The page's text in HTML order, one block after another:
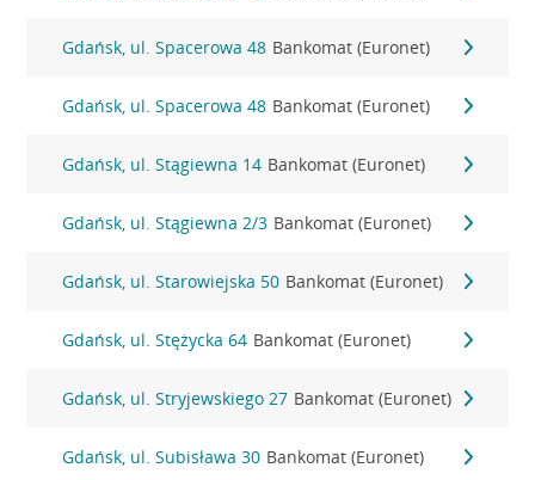
Gdańsk, ul. Spacerowa 48 Bankomat (Euronet)
Gdańsk, ul. Spacerowa 48 Bankomat (Euronet)
Gdańsk, ul. Stągiewna 14 Bankomat (Euronet)
Gdańsk, ul. Stągiewna 2/3 Bankomat (Euronet)
Gdańsk, ul. Starowiejska 50 Bankomat (Euronet)
Gdańsk, ul. Stężycka 64 Bankomat (Euronet)
Gdańsk, ul. Stryjewskiego 27 Bankomat (Euronet)
Gdańsk, ul. Subisława 30 Bankomat (Euronet)